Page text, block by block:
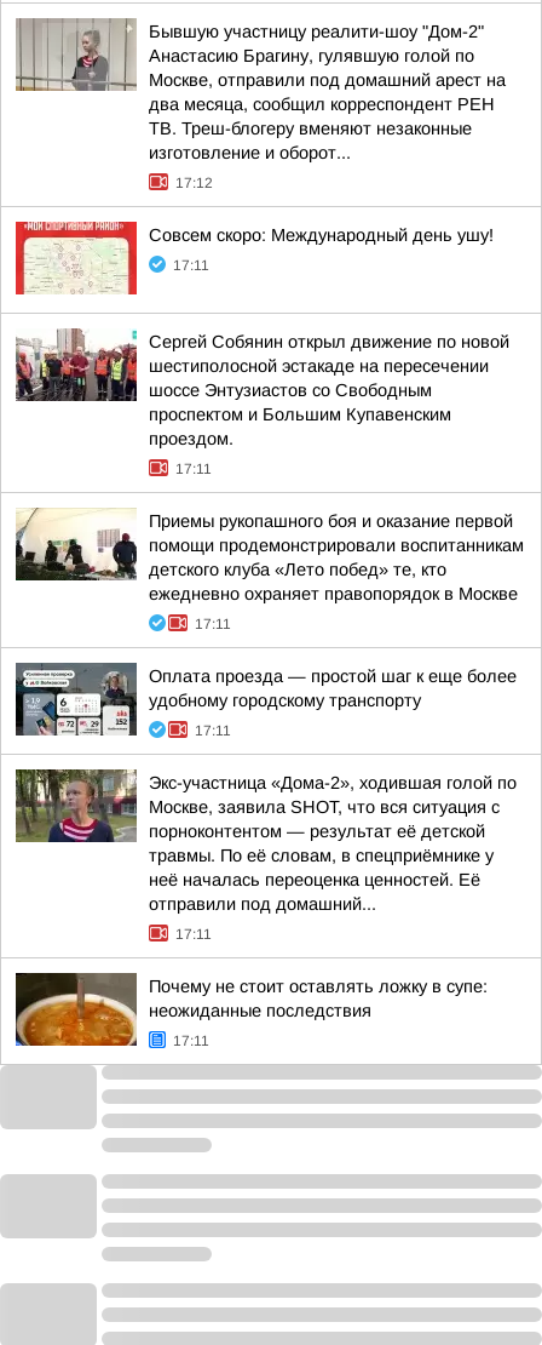
Бывшую участницу реалити-шоу "Дом-2"
Анастасию Брагину, гулявшую голой по
Москве, отправили под домашний арест на
два месяца, сообщил корреспондент РЕН
ТВ. Треш-блогеру вменяют незаконные
изготовление и оборот...
17:12
Совсем скоро: Международный день ушу!
17:11
Сергей Собянин открыл движение по новой
шестиполосной эстакаде на пересечении
шоссе Энтузиастов со Свободным
проспектом и Большим Купавенским
проездом.
17:11
Приемы рукопашного боя и оказание первой
помощи продемонстрировали воспитанникам
детского клуба «Лето побед» те, кто
ежедневно охраняет правопорядок в Москве
17:11
Оплата проезда — простой шаг к еще более
удобному городскому транспорту
17:11
Экс-участница «Дома-2», ходившая голой по
Москве, заявила SHOT, что вся ситуация с
порноконтентом — результат её детской
травмы. По её словам, в спецприёмнике у
неё началась переоценка ценностей. Её
отправили под домашний...
17:11
Почему не стоит оставлять ложку в супе:
неожиданные последствия
17:11